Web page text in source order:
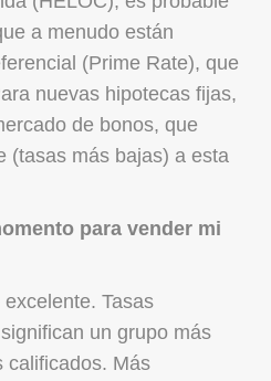
a menudo están
(Prime Rate), que
nuevas hipotecas fijas,
de bonos, que
(tasas más bajas) a esta
para vender mi
Tasas
un grupo más
calificados. Más